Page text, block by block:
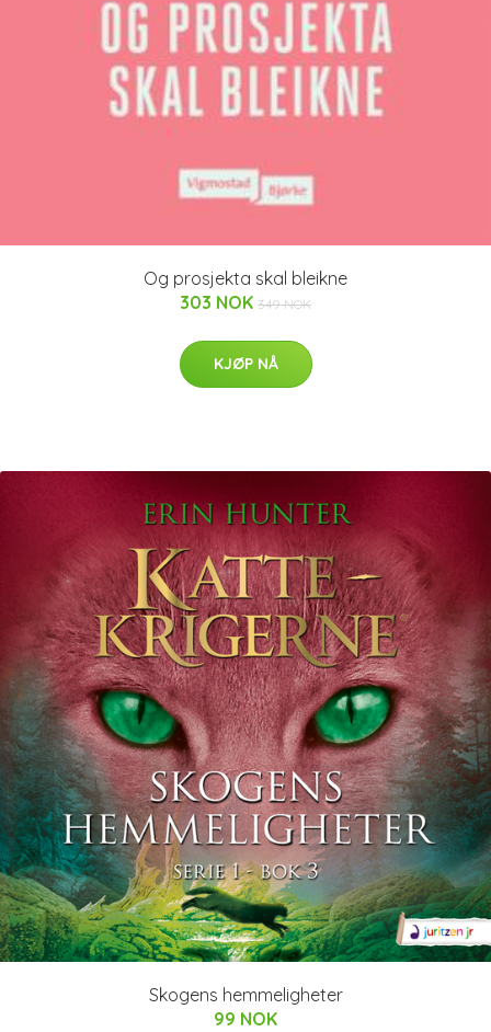
Og prosjekta skal bleikne
303 NOK 349 NOK
KJØP NÅ
Skogens hemmeligheter
99 NOK